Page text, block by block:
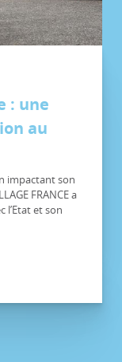
: une
au
impactant son
FRANCE a
l’Etat et son